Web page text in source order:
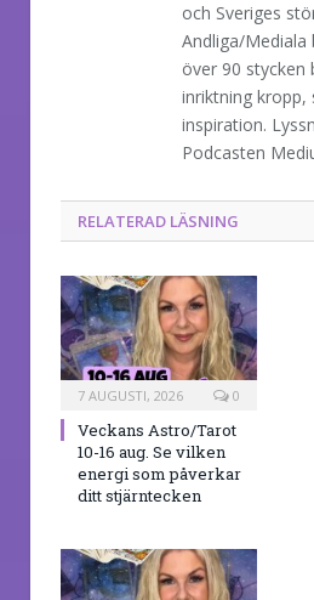
och Sveriges
Andliga/
över 90 stycken
inriktning kropp,
inspiration.
Podcasten
RELATERAD LÄSNING
7 AUGUSTI, 2026 0
Veckans Astro/Tarot
10-16 aug. Se vilken
energi som påverkar
ditt stjärntecken